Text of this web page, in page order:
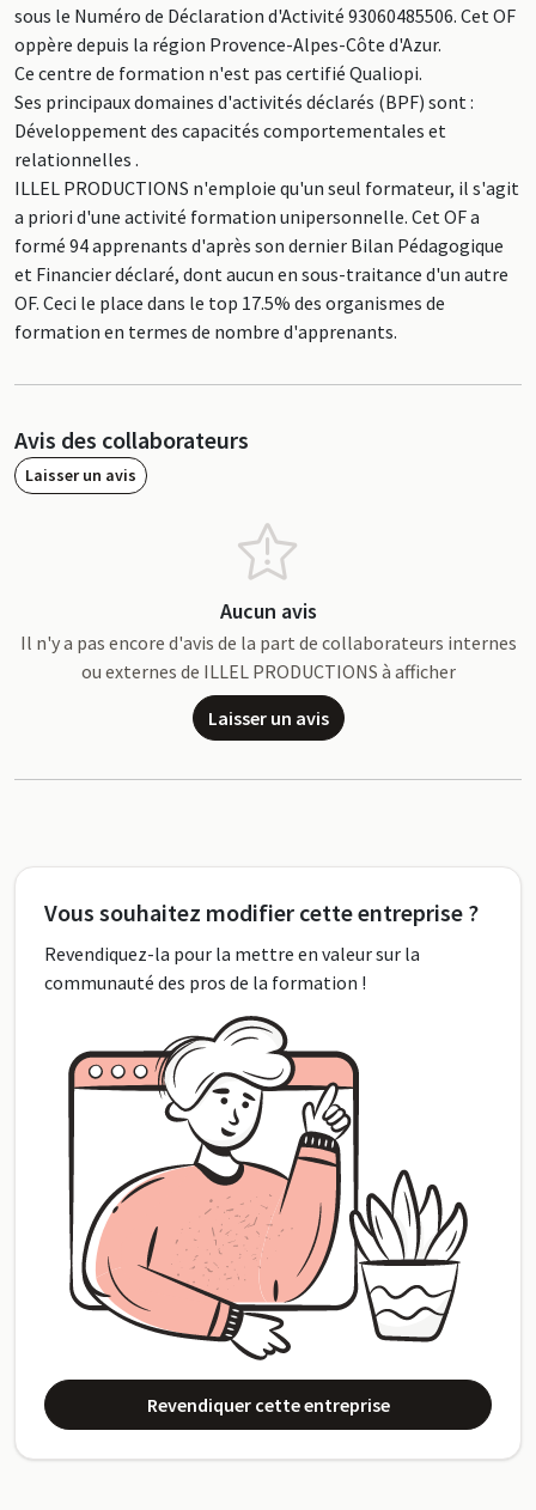
sous le Numéro de Déclaration d'Activité 93060485506. Cet OF
oppère depuis la région Provence-Alpes-Côte d'Azur.
Ce centre de formation n'est pas certifié Qualiopi.
Ses principaux domaines d'activités déclarés (BPF) sont :
Développement des capacités comportementales et
relationnelles .
ILLEL PRODUCTIONS n'emploie qu'un seul formateur, il s'agit
a priori d'une activité formation unipersonnelle. Cet OF a
formé 94 apprenants d'après son dernier Bilan Pédagogique
et Financier déclaré, dont aucun en sous-traitance d'un autre
OF. Ceci le place dans le top 17.5% des organismes de
formation en termes de nombre d'apprenants.
Avis des collaborateurs
Laisser un avis
Aucun avis
Il n'y a pas encore d'avis de la part de collaborateurs internes
ou externes de ILLEL PRODUCTIONS à afficher
Laisser un avis
Vous souhaitez modifier cette entreprise ?
Revendiquez-la pour la mettre en valeur sur la
communauté des pros de la formation !
Revendiquer cette entreprise